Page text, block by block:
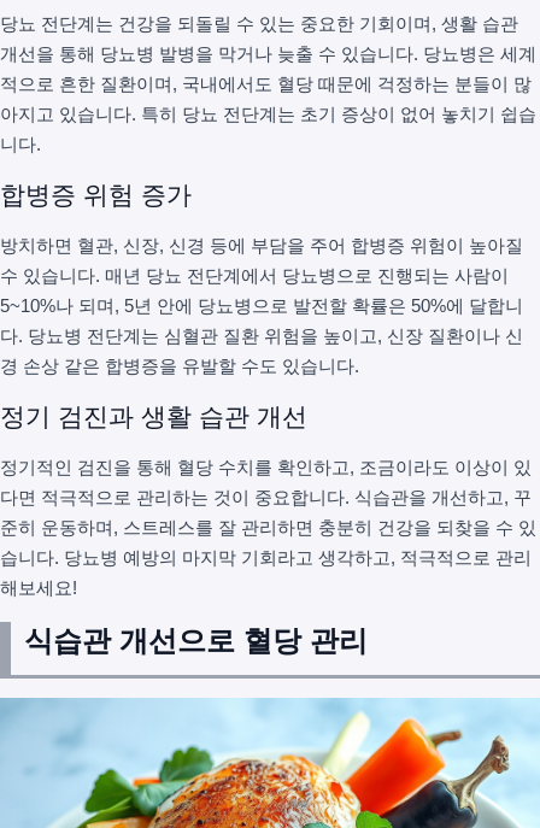
당뇨 전단계는 건강을 되돌릴 수 있는 중요한 기회이며, 생활 습관
개선을 통해 당뇨병 발병을 막거나 늦출 수 있습니다. 당뇨병은 세계
적으로 흔한 질환이며, 국내에서도 혈당 때문에 걱정하는 분들이 많
아지고 있습니다. 특히 당뇨 전단계는 초기 증상이 없어 놓치기 쉽습
니다.
합병증 위험 증가
방치하면 혈관, 신장, 신경 등에 부담을 주어 합병증 위험이 높아질
수 있습니다. 매년 당뇨 전단계에서 당뇨병으로 진행되는 사람이
5~10%나 되며, 5년 안에 당뇨병으로 발전할 확률은 50%에 달합니
다. 당뇨병 전단계는 심혈관 질환 위험을 높이고, 신장 질환이나 신
경 손상 같은 합병증을 유발할 수도 있습니다.
정기 검진과 생활 습관 개선
정기적인 검진을 통해 혈당 수치를 확인하고, 조금이라도 이상이 있
다면 적극적으로 관리하는 것이 중요합니다. 식습관을 개선하고, 꾸
준히 운동하며, 스트레스를 잘 관리하면 충분히 건강을 되찾을 수 있
습니다. 당뇨병 예방의 마지막 기회라고 생각하고, 적극적으로 관리
해보세요!
식습관 개선으로 혈당 관리